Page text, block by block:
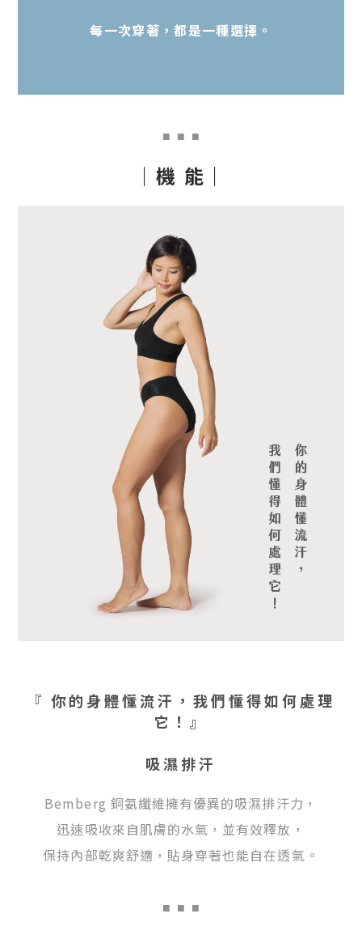
每一次穿著，都是一種選擇。
■ ■ ■
｜機 能｜
『 你的身體懂流汗，我們懂得如何處理
它！』
吸濕排汗
Bemberg 銅氨纖維擁有優異的吸濕排汗力，
迅速吸收來自肌膚的水氣，並有效釋放，
保持內部乾爽舒適，貼身穿著也能自在透氣。
■ ■ ■